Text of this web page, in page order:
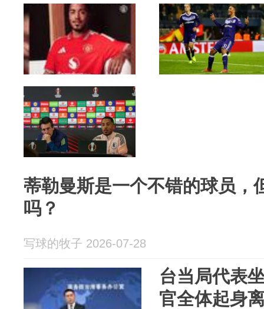
蒂勒曼斯是一个不错的球员，
吗？
写球的牧子 2026-07-28
台当局代表
官全体起身